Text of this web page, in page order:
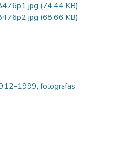
(74.44 KB)
(68.66 KB)
fotografas